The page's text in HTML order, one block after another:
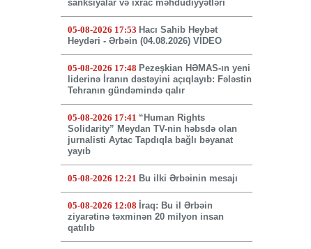
sanksiyalar və ixrac məhdudiyyətləri
05-08-2026 17:53 Hacı Sahib Heybət
Heydəri - Ərbəin (04.08.2026) VİDEO
05-08-2026 17:48 Pezeşkian HƏMAS-ın yeni
liderinə İranın dəstəyini açıqlayıb: Fələstin
Tehranın gündəmində qalır
05-08-2026 17:41 “Human Rights
Solidarity” Meydan TV-nin həbsdə olan
jurnalisti Aytac Tapdıqla bağlı bəyanat
yayıb
05-08-2026 12:21 Bu ilki Ərbəinin mesajı
05-08-2026 12:08 İraq: Bu il Ərbəin
ziyarətinə təxminən 20 milyon insan
qatılıb